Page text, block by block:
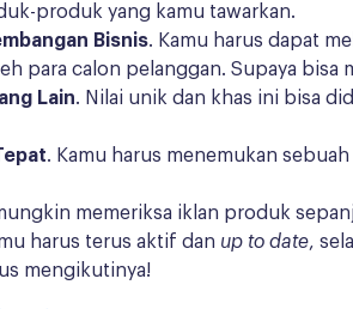
produk yang kamu tawarkan.
Bisnis. Kamu harus dapat
para calon pelanggan. Supaya bisa
Lain. Nilai unik dan khas ini bisa
. Kamu harus menemukan
memeriksa iklan produk
harus terus aktif dan up to date,
mengikutinya!